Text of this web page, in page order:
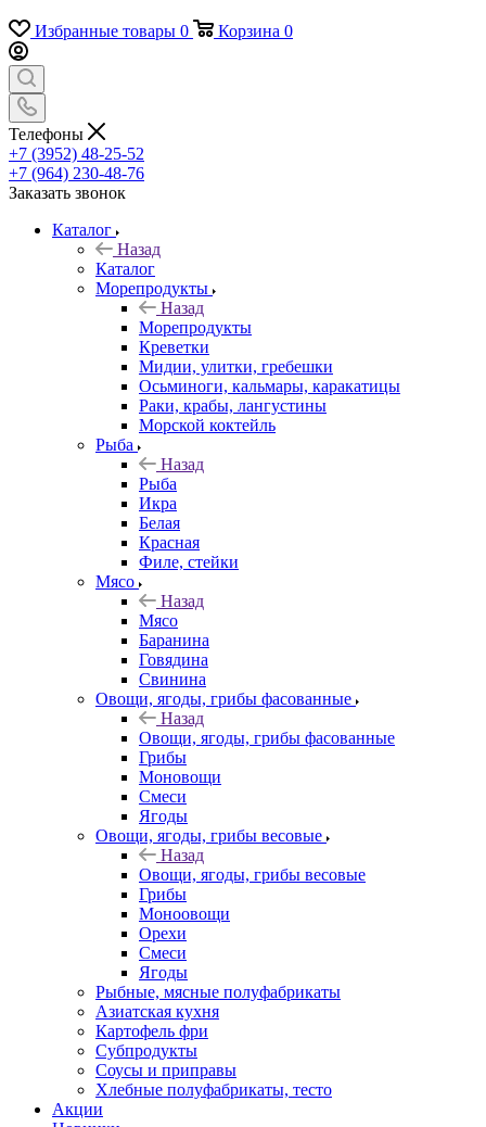
Избранные товары 0 Корзина 0
Телефоны
+7 (3952) 48-25-52
+7 (964) 230-48-76
Заказать звонок
Каталог
Назад
Каталог
Морепродукты
Назад
Морепродукты
Креветки
Мидии, улитки, гребешки
Осьминоги, кальмары, каракатицы
Раки, крабы, лангустины
Морской коктейль
Рыба
Назад
Рыба
Икра
Белая
Красная
Филе, стейки
Мясо
Назад
Мясо
Баранина
Говядина
Свинина
Овощи, ягоды, грибы фасованные
Назад
Овощи, ягоды, грибы фасованные
Грибы
Моновощи
Смеси
Ягоды
Овощи, ягоды, грибы весовые
Назад
Овощи, ягоды, грибы весовые
Грибы
Моноовощи
Орехи
Смеси
Ягоды
Рыбные, мясные полуфабрикаты
Азиатская кухня
Картофель фри
Субпродукты
Соусы и приправы
Хлебные полуфабрикаты, тесто
Акции